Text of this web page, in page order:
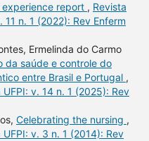
report , Revista
n. 1 (2022): Rev Enferm
Ermelinda do Carmo
da saúde e controle do
entre Brasil e Portugal ,
v. 14 n. 1 (2025): Rev
Celebrating the nursing ,
v. 3 n. 1 (2014): Rev